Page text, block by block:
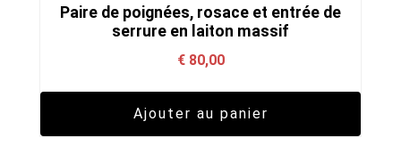
Paire de poignées, rosace et entrée de
serrure en laiton massif
€80,00
Ajouter au panier